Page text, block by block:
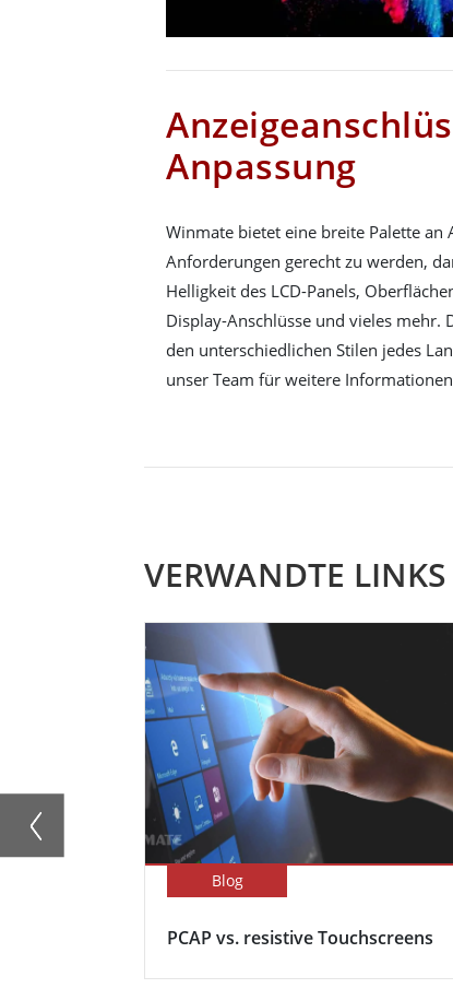
Anpassung
Winmate bietet eine breite Palette an
Anforderungen gerecht zu werden,
Helligkeit des LCD-Panels,
Display-Anschlüsse und vieles mehr.
den unterschiedlichen Stilen jedes
unser Team für weitere
VERWANDTE LINKS
Blog
PCAP vs. resistive Touchscreens